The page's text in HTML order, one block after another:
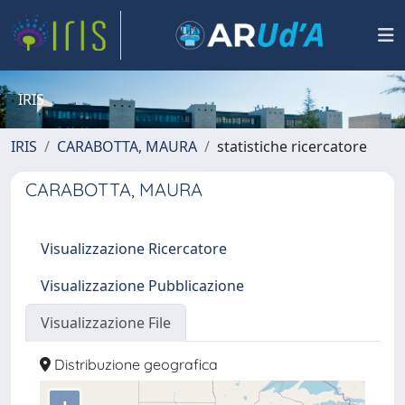
IRIS
IRIS CARABOTTA, MAURA statistiche ricercatore
CARABOTTA, MAURA
Visualizzazione Ricercatore
Visualizzazione Pubblicazione
Visualizzazione File
Distribuzione geografica